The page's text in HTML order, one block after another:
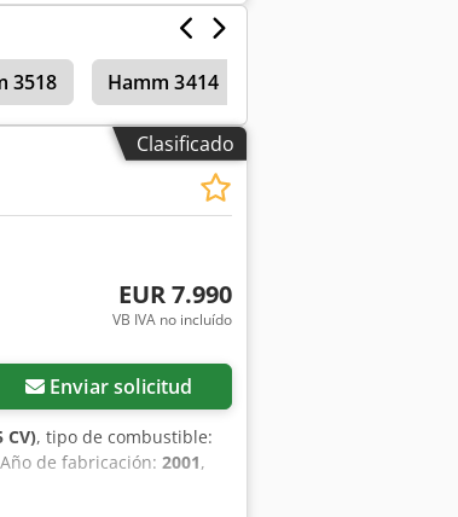
3518 Hamm 3414
Clasificado
EUR 7.990
VB IVA no incluído
Enviar solicitud
CV), tipo de combustible:
de fabricación: 2001,